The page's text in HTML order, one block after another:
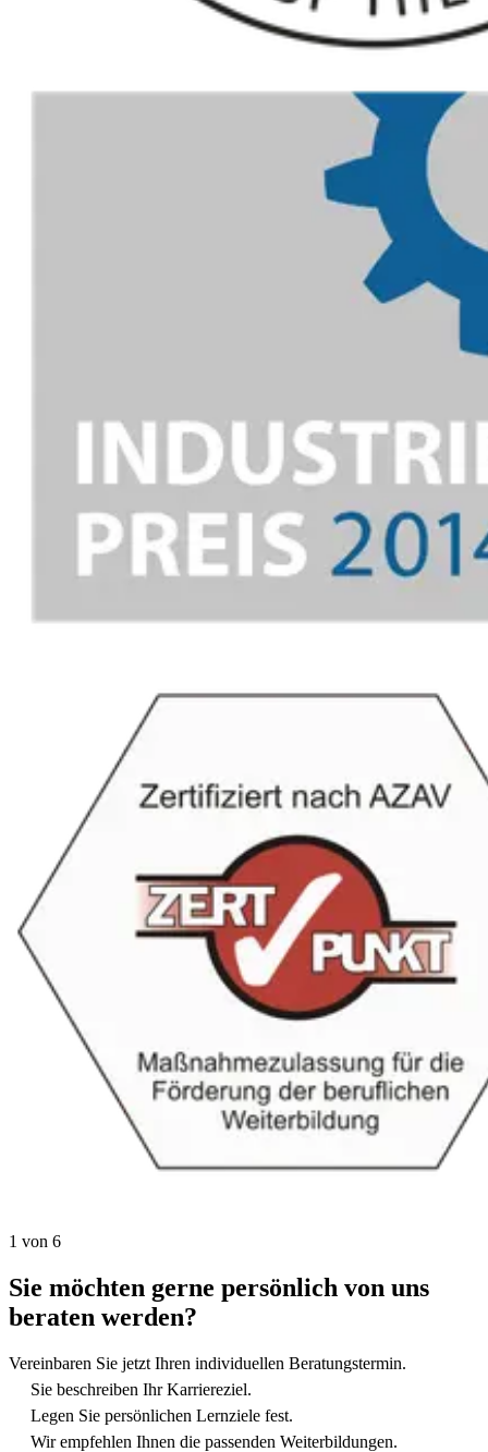
1 von 6
Sie möchten gerne persönlich von uns
beraten werden?
Vereinbaren Sie jetzt Ihren individuellen Beratungstermin.
Sie beschreiben Ihr Karriereziel.
Legen Sie persönlichen Lernziele fest.
Wir empfehlen Ihnen die passenden Weiterbildungen.